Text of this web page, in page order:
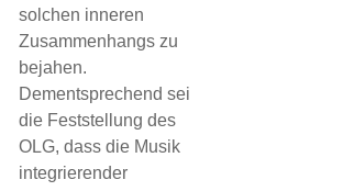
solchen inneren
Zusammenhangs zu
bejahen.
Dementsprechend sei
die Feststellung des
OLG, dass die Musik
integrierender